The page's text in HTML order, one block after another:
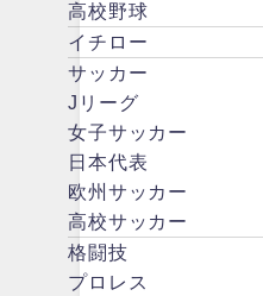
高校野球
イチロー
サッカー
Jリーグ
女子サッカー
日本代表
欧州サッカー
高校サッカー
格闘技
プロレス